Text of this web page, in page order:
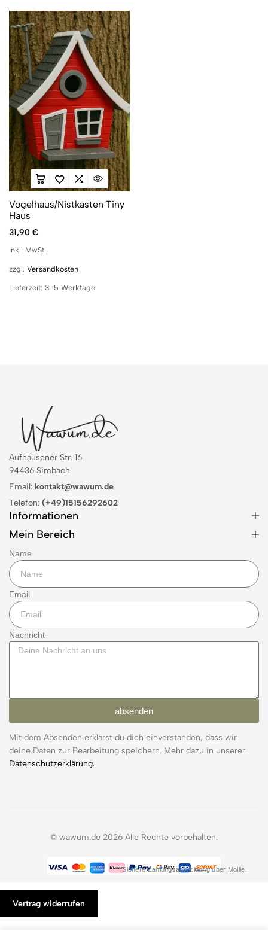
Vogelhaus/Nistkasten Tiny
Haus
31,90 €
inkl. MwSt.
zzgl. Versandkosten
Lieferzeit: 3-5 Werktage
Aufhausener Str. 16
94436 Simbach
Email: kontakt@wawum.de
Telefon: (+49)15156292602
Informationen
Mein Bereich
Name
Email
Nachricht
absenden
Mit dem Absenden erklärst du dich einverstanden, dass wir
deine Daten zur Bearbeitung speichern. Mehr dazu in unserer
Datenschutzerklärung.
© wawum.de 2026 Alle Rechte vorbehalten.
Sichere Zahlungsabwicklung über Mollie.
Vertrag widerrufen